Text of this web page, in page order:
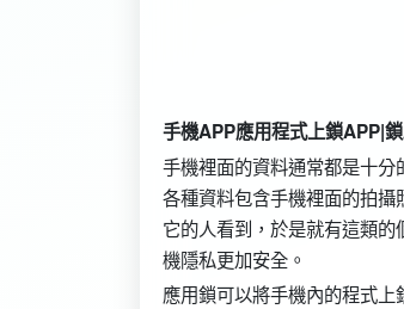
手機APP應用程式上鎖APP|
手機裡面的資料通常都是十
各種資料包含手機裡面的拍
它的人看到，於是就有這類
機隱私更加安全。
應用鎖可以將手機內的程式